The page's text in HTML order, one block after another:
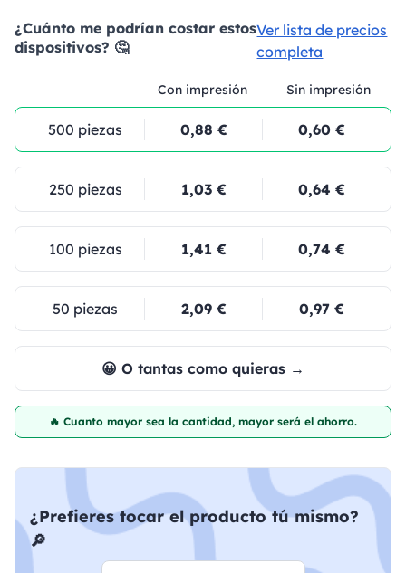
¿Cuánto me podrían costar estos
dispositivos? 🤔
Ver lista de precios
completa
Con impresión Sin impresión
500 piezas 0,88 € 0,60 €
250 piezas 1,03 € 0,64 €
100 piezas 1,41 € 0,74 €
50 piezas 2,09 € 0,97 €
😀 O tantas como quieras →
🔥 Cuanto mayor sea la cantidad, mayor será el ahorro.
¿Prefieres tocar el producto tú mismo?
🔎